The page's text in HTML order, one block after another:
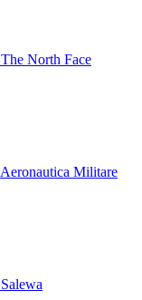
The North Face
Aeronautica Militare
Salewa